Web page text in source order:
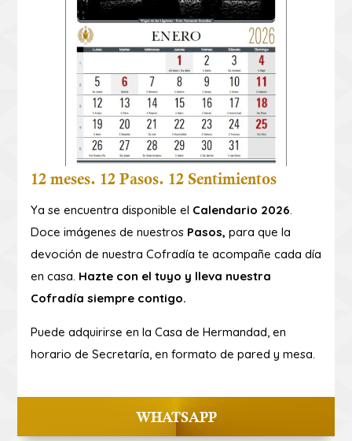
12 meses. 12 Pasos. 12 Sentimientos
Ya se encuentra disponible el Calendario 2026
Doce imágenes de nuestros Pasos, para que la
devoción de nuestra Cofradía te acompañe cada día
en casa. Hazte con el tuyo y lleva nuestra
Cofradía siempre contigo.
Puede adquirirse en la Casa de Hermandad, en
horario de Secretaría, en formato de pared y mesa.
WHATSAPP